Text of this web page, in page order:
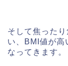
そして焦った
い、BMI値が高
なってきます。